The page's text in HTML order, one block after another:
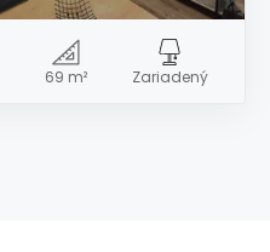
69 m² Zariadený